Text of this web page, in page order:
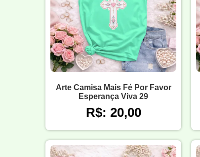
Arte Camisa Mais Fé Por Favor
Esperança Viva 29
R$: 20,00